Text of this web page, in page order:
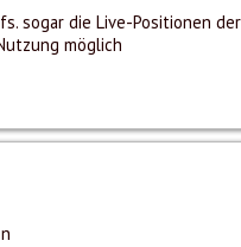
sogar die Live-Positionen
möglich